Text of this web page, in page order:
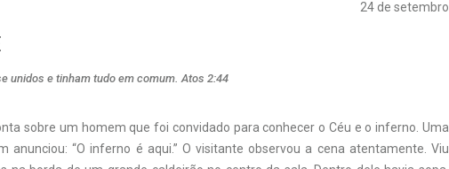
24 de setembro
unidos e tinham tudo em comum. Atos 2:44
sobre um homem que foi convidado para conhecer o Céu e o inferno. Uma
anunciou: “O inferno é aqui.” O visitante observou a cena atentamente. Viu